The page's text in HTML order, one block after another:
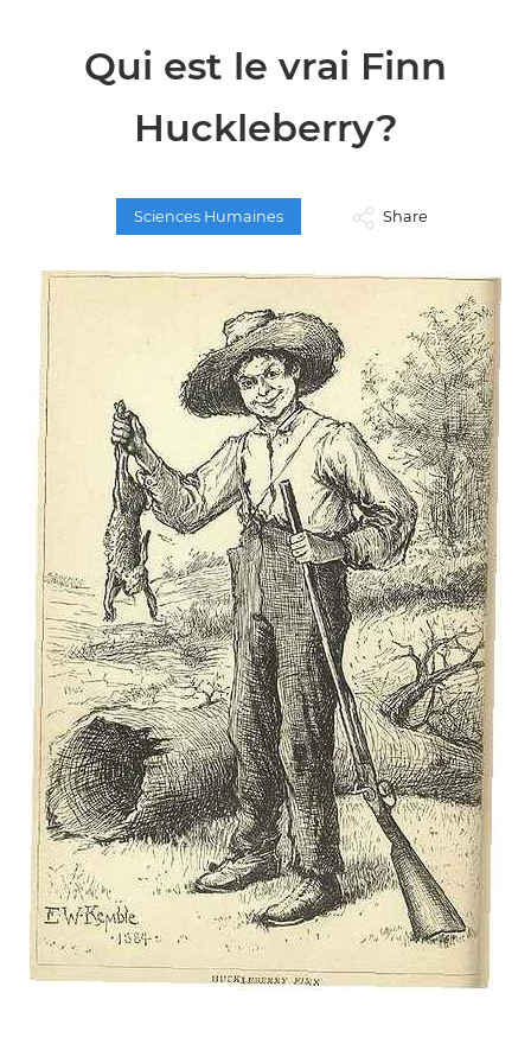
Qui est le vrai Finn
Huckleberry?
Sciences Humaines Share